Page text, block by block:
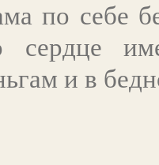
по себе
сердце
и в